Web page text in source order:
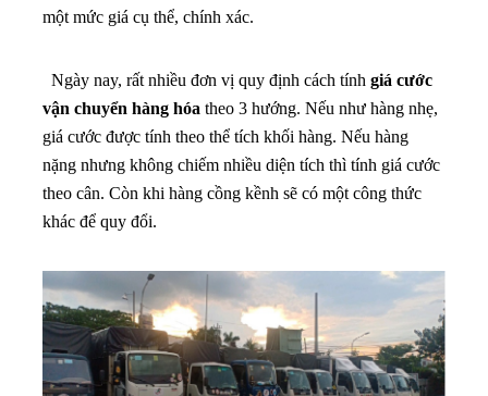
một mức giá cụ thể, chính xác.
Ngày nay, rất nhiều đơn vị quy định cách tính giá cước
vận chuyển hàng hóa theo 3 hướng. Nếu như hàng nhẹ,
giá cước được tính theo thể tích khối hàng. Nếu hàng
nặng nhưng không chiếm nhiều diện tích thì tính giá cước
theo cân. Còn khi hàng cồng kềnh sẽ có một công thức
khác để quy đổi.